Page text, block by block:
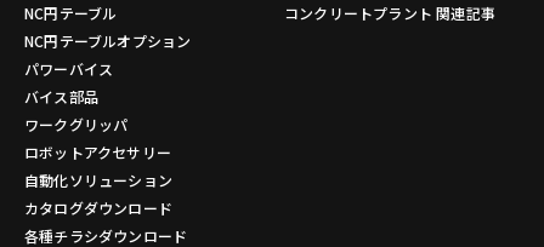
NC円テーブル
NC円テーブルオプション
パワーバイス
バイス部品
ワークグリッパ
ロボットアクセサリー
自動化ソリューション
カタログダウンロード
各種チラシダウンロード
コンクリートプラント 関連記事